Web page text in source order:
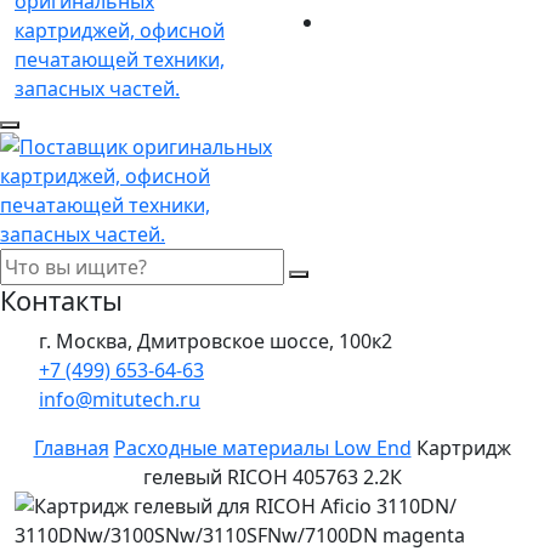
Контакты
г. Москва, Дмитровское шоссе, 100к2
+7 (499) 653-64-63
info@mitutech.ru
Главная Расходные материалы Low End Картридж
гелевый RICOH 405763 2.2К